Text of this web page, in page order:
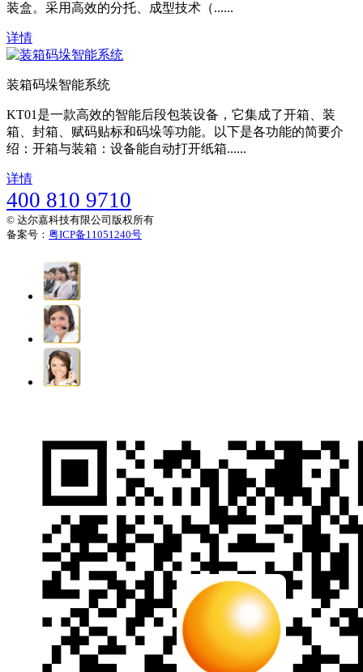
装盒。采用高效的分托、成型技术（......
详情
装箱码垛智能系统
KT01是一款高效的智能后段包装设备，它集成了开箱、装
箱、封箱、赋码贴标和码垛等功能。以下是各功能的简要介
绍：开箱与装箱：设备能自动打开纸箱......
详情
400 810 9710
© 达尔嘉科技有限公司版权所有
备案号： 粤ICP备11051240号